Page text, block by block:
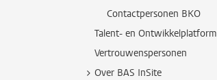
Contactpersonen BKO
Talent- en Ontwikkelplatform
Vertrouwenspersonen
Over BAS InSite